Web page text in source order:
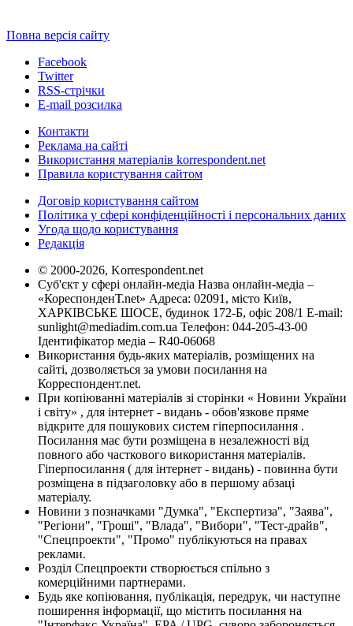
Повна версія сайту
Facebook
Twitter
RSS-стрічки
E-mail розсилка
Контакти
Реклама на сайті
Використання матеріалів korrespondent.net
Правила користування сайтом
Договір користування сайтом
Політика у сфері конфіденційності і персональних даних
Угода щодо користування
Редакція
© 2000-2026, Korrespondent.net
Суб'єкт у сфері онлайн-медіа Назва онлайн-медіа –
«КореспонденТ.net» Адреса: 02091, місто Київ,
ХАРКІВСЬКЕ ШОСЕ, будинок 172-Б, офіс 208/1 E-mail:
sunlight@mediadim.com.ua Телефон: 044-205-43-00
Ідентифікатор медіа – R40-06068
Використання будь-яких матеріалів, розміщених на
сайті, дозволяється за умови посилання на
Корреспондент.net.
При копіюванні матеріалів зі сторінки « Новини України
і світу» , для інтернет - видань - обов'язкове пряме
відкрите для пошукових систем гіперпосилання .
Посилання має бути розміщена в незалежності від
повного або часткового використання матеріалів.
Гіперпосилання ( для інтернет - видань) - повинна бути
розміщена в підзаголовку або в першому абзаці
матеріалу.
Новини з позначками "Думка", "Експертиза", "Заява",
"Регіони", "Гроші", "Влада", "Вибори", "Тест-драйв",
"Спецпроекти", "Промо" публікуються на правах
реклами.
Розділ Спецпроекти створюється спільно з
комерційними партнерами.
Будь яке копіювання, публікація, передрук, чи наступне
поширення інформації, що містить посилання на